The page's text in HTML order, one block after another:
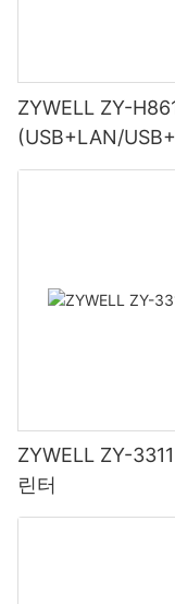
ZYWELL ZY-
(USB+LAN/
ZYWELL ZY-
린터